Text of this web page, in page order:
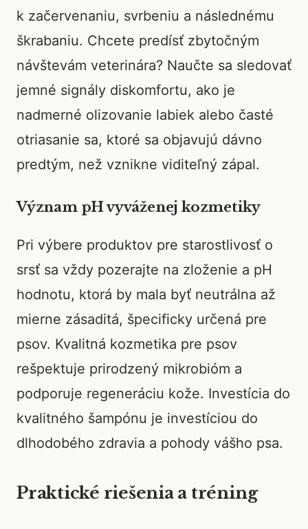
k začervenaniu, svrbeniu a následnému
škrabaniu. Chcete predísť zbytočným
návštevám veterinára? Naučte sa sledovať
jemné signály diskomfortu, ako je
nadmerné olizovanie labiek alebo časté
otriasanie sa, ktoré sa objavujú dávno
predtým, než vznikne viditeľný zápal.
Význam pH vyváženej kozmetiky
Pri výbere produktov pre starostlivosť o
srsť sa vždy pozerajte na zloženie a pH
hodnotu, ktorá by mala byť neutrálna až
mierne zásaditá, špecificky určená pre
psov. Kvalitná kozmetika pre psov
rešpektuje prirodzený mikrobióm a
podporuje regeneráciu kože. Investícia do
kvalitného šampónu je investíciou do
dlhodobého zdravia a pohody vášho psa.
Praktické riešenia a tréning